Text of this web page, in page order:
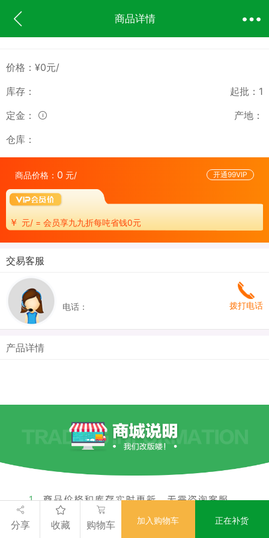
商品详情
分享 收藏 购物车 加入购物车 正在补货
价格：¥0元/
库存：
起批： 1
定金：
产地：
仓库：
商品价格： 0 元/ 开通99VIP
￥ 元/ = 会员享九九折每吨省钱0元
交易客服
拨打电话
电话：
产品详情